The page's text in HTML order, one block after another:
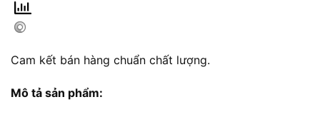
Cam kết bán hàng chuẩn chất lượng.
Mô tả sản phẩm: